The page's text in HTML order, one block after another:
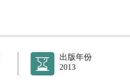
出版年份
2013